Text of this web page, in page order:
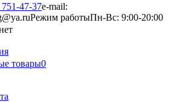
47-37e-mail:
Режим работыПн-Вс: 9:00-20:00
товары0